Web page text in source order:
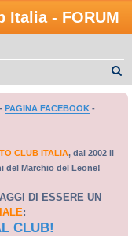
Italia - FORUM
PAGINA FACEBOOK-
CLUB ITALIA, dal 2002 il
del Marchio del Leone!
DI ESSERE UN
:
CLUB!